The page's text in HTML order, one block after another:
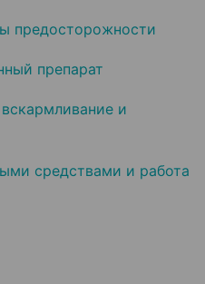
предосторожности
препарат
и
средствами и работа